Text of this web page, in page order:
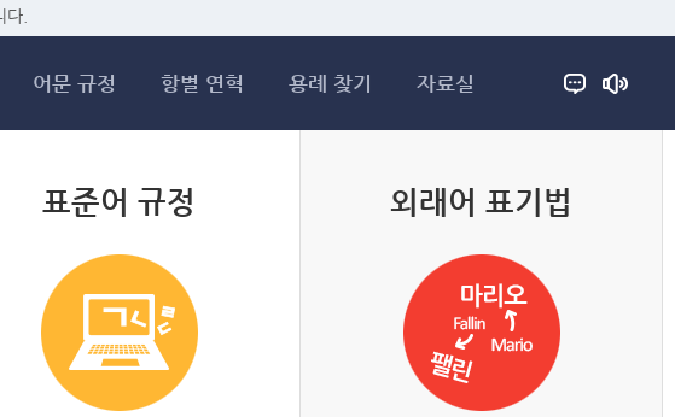
.
어문 규정 항별 연혁 용례 찾기 자료실
표준어 규정 외래어 표기법